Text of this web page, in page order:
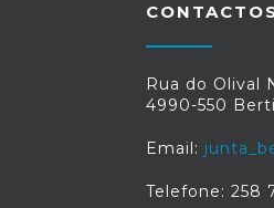
Rua do Olival
4990-550
Email:
Telefone: 258